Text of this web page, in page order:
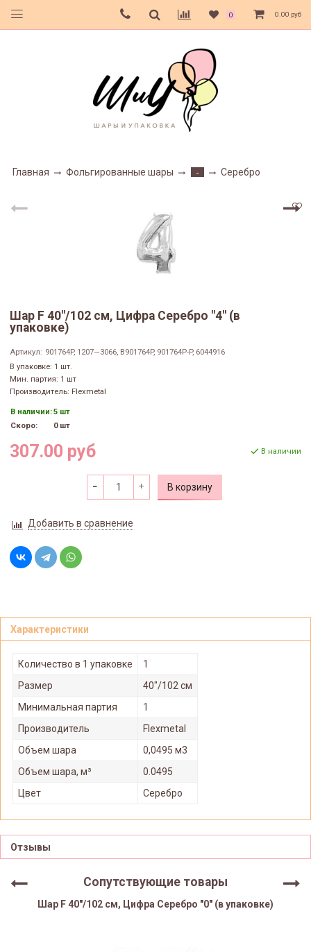
0 0.00 руб
Главная Фольгированные шары - Серебро
Шар F 40"/102 см, Цифра Серебро "4" (в
упаковке)
Артикул: 901764P, 1207—3066, B901764P, 901764P-P, 6044916
В упаковке: 1 шт.
Мин. партия: 1 шт
Производитель: Flexmetal
В наличии:5 шт
Скоро:
0 шт
307.00 руб В наличии
В корзину
Добавить в сравнение
Характеристики
Количество в 1 упаковке
1
Размер
40"/102 см
Минимальная партия
1
Производитель
Flexmetal
Объем шара
0,0495 м3
Объем шара, м³
0.0495
Цвет
Серебро
Отзывы
Сопутствующие товары
Шар F 40"/102 см, Цифра Серебро "0" (в упаковке)